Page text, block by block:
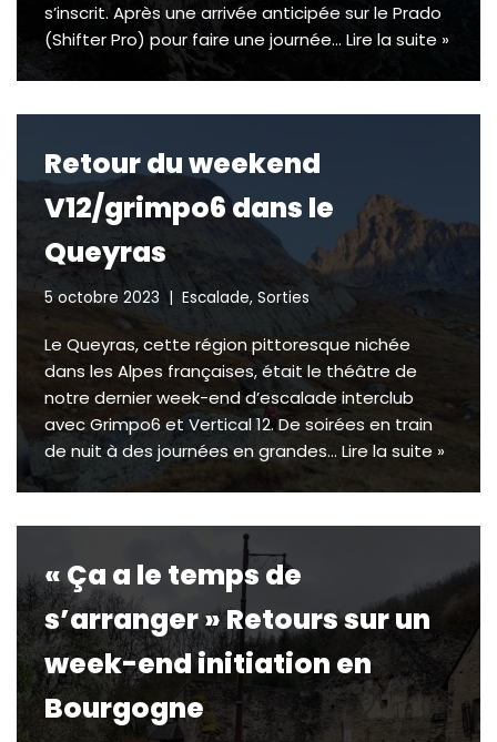
s’inscrit. Après une arrivée anticipée sur le Prado
(Shifter Pro) pour faire une journée… Lire la suite »
Retour du weekend
V12/grimpo6 dans le
Queyras
5 octobre 2023 Escalade, Sorties
Le Queyras, cette région pittoresque nichée
dans les Alpes françaises, était le théâtre de
notre dernier week-end d’escalade interclub
avec Grimpo6 et Vertical 12. De soirées en train
de nuit à des journées en grandes… Lire la suite »
« Ça a le temps de
s’arranger » Retours sur un
week-end initiation en
Bourgogne